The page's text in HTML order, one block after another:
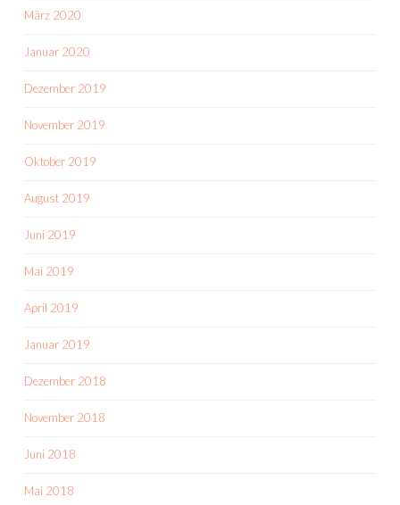
März 2020
Januar 2020
Dezember 2019
November 2019
Oktober 2019
August 2019
Juni 2019
Mai 2019
April 2019
Januar 2019
Dezember 2018
November 2018
Juni 2018
Mai 2018